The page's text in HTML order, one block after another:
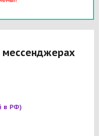
мессенджерах
в РФ)